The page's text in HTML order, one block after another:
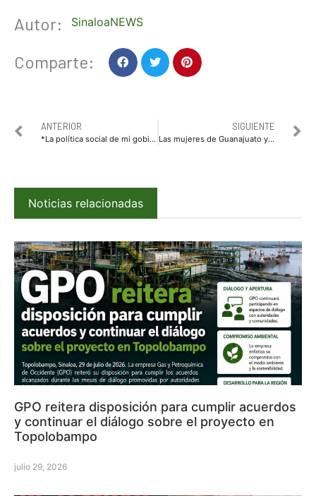
Autor: SinaloaNEWS
Comparte:
ANTERIOR
*La política social de mi gobierno es congruente con la Cuarta Transformación: Rocha*
SIGUIENTE
Las mujeres de Guanajuato y Zacatecas se suman al proyecto de Claudia Sheinbaum
Noticias relacionadas
GPO reitera disposición para cumplir acuerdos
y continuar el diálogo sobre el proyecto en
Topolobampo
julio 29, 2026